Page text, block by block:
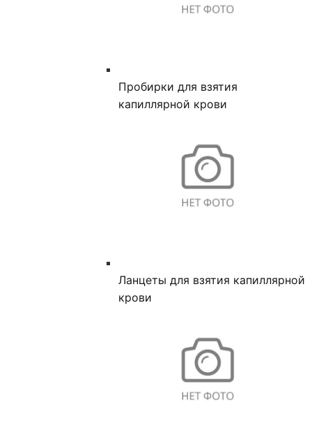
Пробирки для взятия
капиллярной крови
Ланцеты для взятия капиллярной
крови